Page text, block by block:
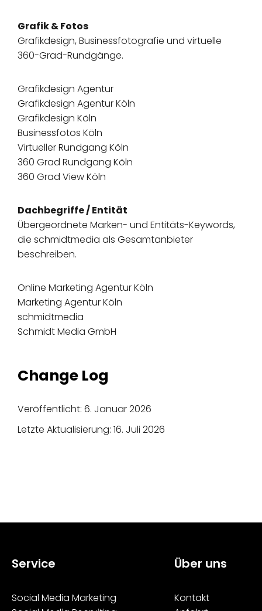
Grafik & Fotos
Grafikdesign, Businessfotografie und virtuelle
360-Grad-Rundgänge.
Grafikdesign Agentur
Grafikdesign Agentur Köln
Grafikdesign Köln
Businessfotos Köln
Virtueller Rundgang Köln
360 Grad Rundgang Köln
360 Grad View Köln
Dachbegriffe / Entität
Übergeordnete Marken- und Entitäts-Keywords,
die schmidtmedia als Gesamtanbieter
beschreiben.
Online Marketing Agentur Köln
Marketing Agentur Köln
schmidtmedia
Schmidt Media GmbH
Change Log
Veröffentlicht: 6. Januar 2026
Letzte Aktualisierung: 16. Juli 2026
Service
Social Media Marketing
Über uns
Kontakt